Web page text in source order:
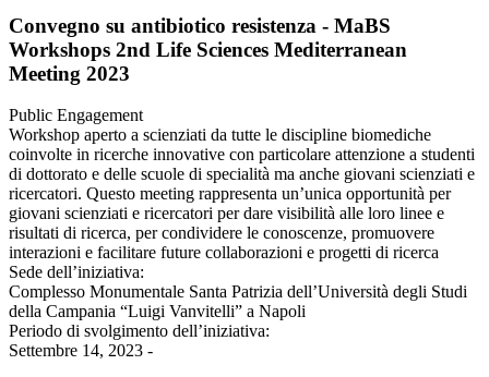
Convegno su antibiotico resistenza - MaBS
Workshops 2nd Life Sciences Mediterranean
Meeting 2023
Public Engagement
Workshop aperto a scienziati da tutte le discipline biomediche
coinvolte in ricerche innovative con particolare attenzione a studenti
di dottorato e delle scuole di specialità ma anche giovani scienziati e
ricercatori. Questo meeting rappresenta un’unica opportunità per
giovani scienziati e ricercatori per dare visibilità alle loro linee e
risultati di ricerca, per condividere le conoscenze, promuovere
interazioni e facilitare future collaborazioni e progetti di ricerca
Sede dell’iniziativa:
Complesso Monumentale Santa Patrizia dell’Università degli Studi
della Campania “Luigi Vanvitelli” a Napoli
Periodo di svolgimento dell’iniziativa:
Settembre 14, 2023 -